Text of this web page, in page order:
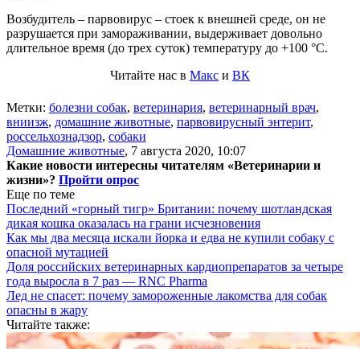
Возбудитель – парвовирус – стоек к внешней среде, он не
разрушается при замораживании, выдерживает довольно
длительное время (до трех суток) температуру до +100 °С.
Читайте нас в Макс и ВК
Метки: болезни собак, ветеринария, ветеринарный врач,
вниизж, домашние животные, парвовирусный энтерит,
россельхознадзор, собаки
Домашние животные, 7 августа 2020, 10:07
Какие новости интересны читателям «Ветеринарии и
жизни»? Пройти опрос
Еще по теме
Последний «горный тигр» Британии: почему шотландская
дикая кошка оказалась на грани исчезновения
Как мы два месяца искали йорка и едва не купили собаку с
опасной мутацией
Доля российских ветеринарных кардиопрепаратов за четыре
года выросла в 7 раз — RNC Pharma
Лед не спасет: почему замороженные лакомства для собак
опасны в жару
Читайте также: